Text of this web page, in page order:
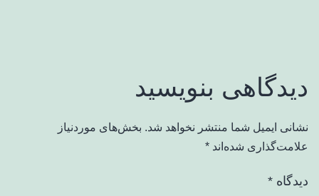
دیدگاهی بنویسید
نشانی ایمیل شما منتشر نخواهد شد. بخش‌های موردنیاز
علامت‌گذاری شده‌اند *
دیدگاه *